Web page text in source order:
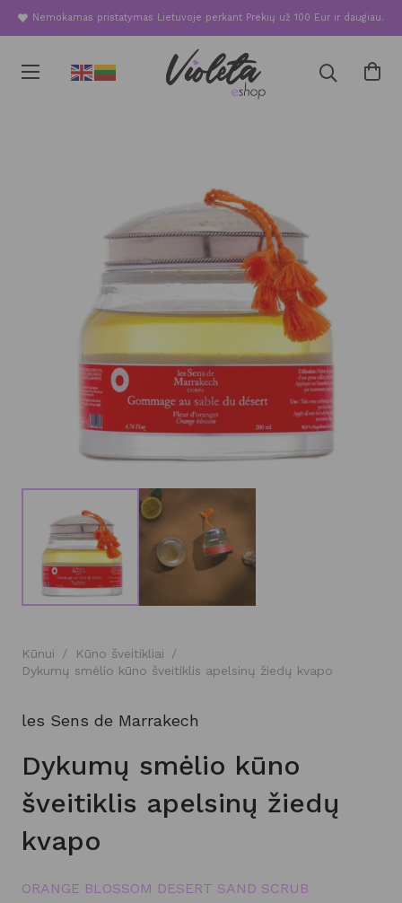
Nemokamas pristatymas Lietuvoje perkant Prekių už 100 Eur ir daugiau.
Kūnui / Kūno šveitikliai
/
Dykumų smėlio kūno šveitiklis apelsinų žiedų kvapo
les Sens de Marrakech
Dykumų smėlio kūno
šveitiklis apelsinų žiedų
kvapo
ORANGE BLOSSOM DESERT SAND SCRUB